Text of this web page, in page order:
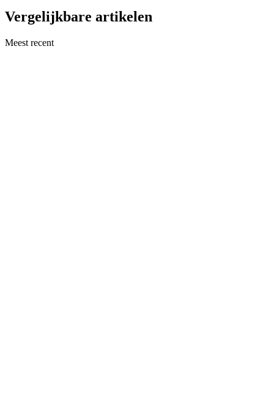
Vergelijkbare artikelen
Meest recent